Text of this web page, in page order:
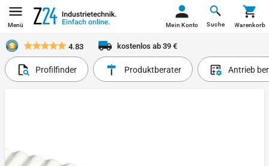
Menü Suche
Mein Konto Warenkorb
4.83 kostenlos ab 39 €
Profilfinder Produktberater Antrieb